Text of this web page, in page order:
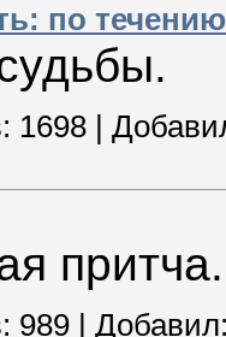
по
1698 |
притча.
989